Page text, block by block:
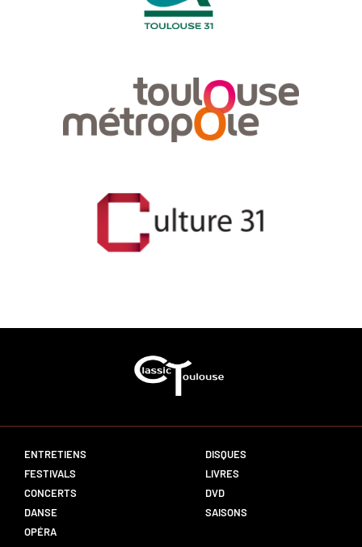
ENTRETIENS
FESTIVALS
CONCERTS
DANSE
OPÉRA
DISQUES
LIVRES
DVD
SAISONS